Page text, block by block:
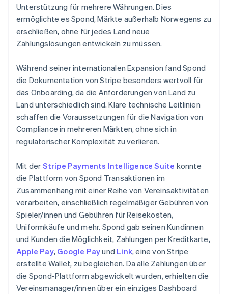
Unterstützung für mehrere Währungen. Dies
ermöglichte es Spond, Märkte außerhalb Norwegens zu
erschließen, ohne für jedes Land neue
Zahlungslösungen entwickeln zu müssen.
Während seiner internationalen Expansion fand Spond
die Dokumentation von Stripe besonders wertvoll für
das Onboarding, da die Anforderungen von Land zu
Land unterschiedlich sind. Klare technische Leitlinien
schaffen die Voraussetzungen für die Navigation von
Compliance in mehreren Märkten, ohne sich in
regulatorischer Komplexität zu verlieren.
Mit der Stripe Payments Intelligence Suite konnte
die Plattform von Spond Transaktionen im
Zusammenhang mit einer Reihe von Vereinsaktivitäten
verarbeiten, einschließlich regelmäßiger Gebühren von
Spieler/innen und Gebühren für Reisekosten,
Uniformkäufe und mehr. Spond gab seinen Kundinnen
und Kunden die Möglichkeit, Zahlungen per Kreditkarte,
Apple Pay, Google Payund Link, eine von Stripe
erstellte Wallet, zu begleichen. Da alle Zahlungen über
die Spond-Plattform abgewickelt wurden, erhielten die
Vereinsmanager/innen über ein einziges Dashboard